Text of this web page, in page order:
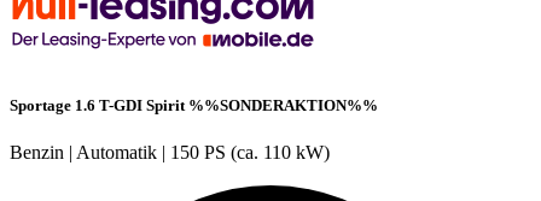
Sportage 1.6 T-GDI Spirit %%SONDERAKTION%%
Benzin | Automatik | 150 PS (ca. 110 kW)